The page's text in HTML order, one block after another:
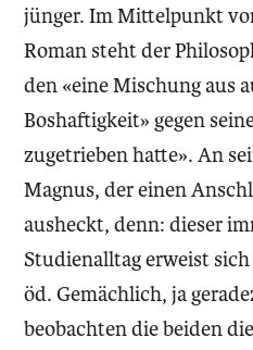
jünger. Im Mittelpunkt
Roman steht der
den «eine Mischung aus
Boshaftigkeit» gegen
zugetrieben hatte». An
Magnus, der einen
ausheckt, denn: dieser
Studienalltag erweist
öd. Gemächlich, ja
beobachten die beiden